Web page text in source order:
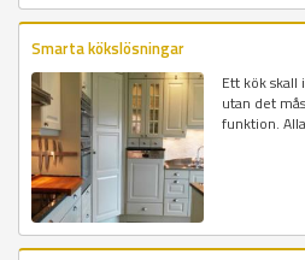
Smarta kökslösningar
Ett kök skall
utan det
funktion.